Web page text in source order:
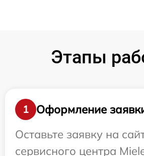
Этапы
1
Оформление
Оставьте заявку на
сервисного центра